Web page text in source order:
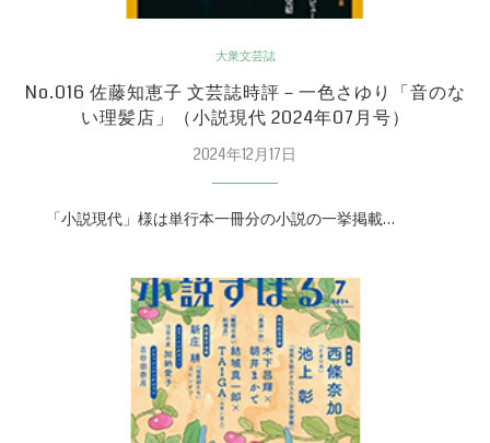
大衆文芸誌
No.016 佐藤知恵子 文芸誌時評－一色さゆり「音のな
い理髪店」（小説現代 2024年07月号）
2024年12月17日
「小説現代」様は単行本一冊分の小説の一挙掲載…